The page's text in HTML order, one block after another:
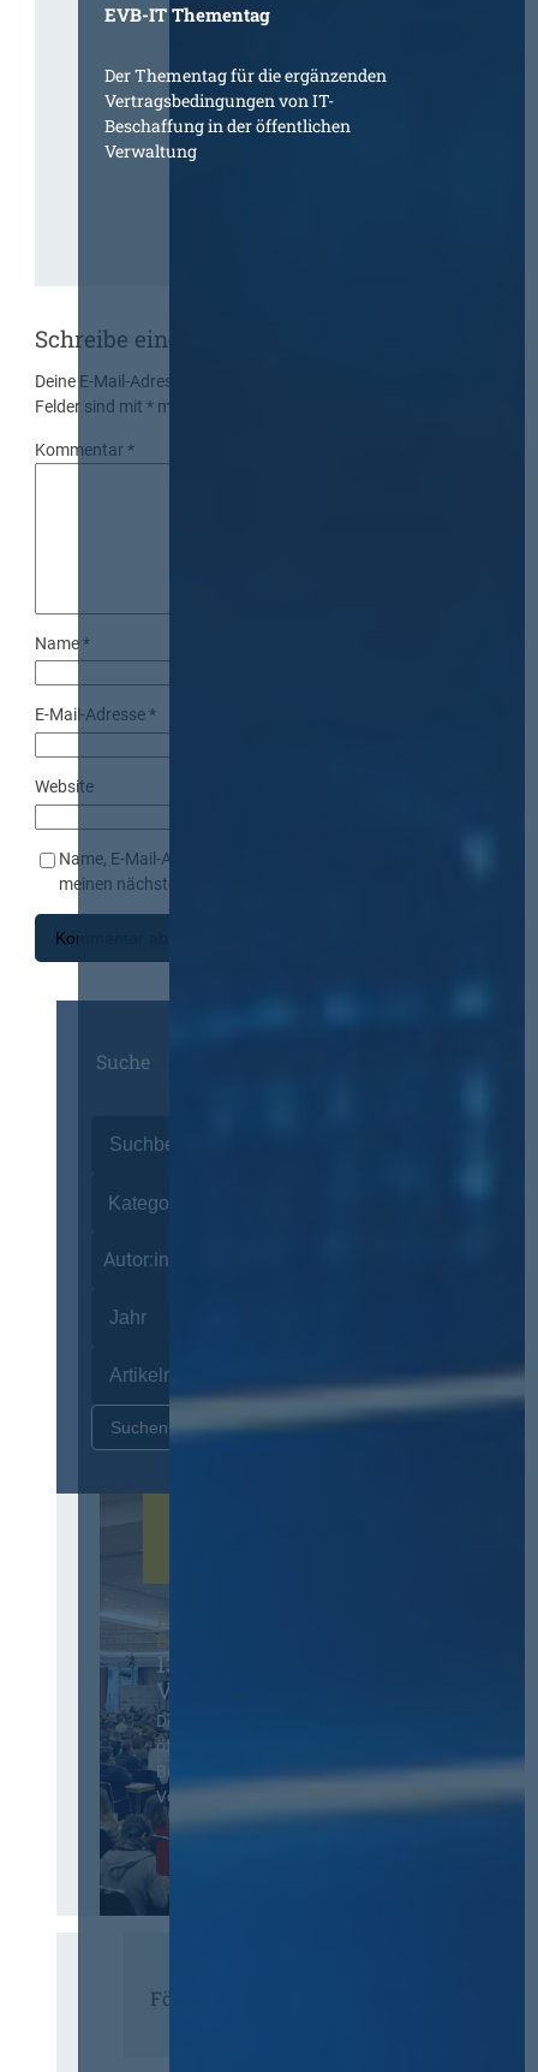
EVB-IT Thementag
Der Thementag für die ergänzenden
Vertragsbedingungen von IT-
Beschaffung in der öffentlichen
Verwaltung
Schreibe einen Kommentar
Deine E-Mail-Adresse wird nicht veröffentlicht.
Felder sind mit* markiert
Kommentar*
Name*
E-Mail-Adresse*
Website
Name, E-Mail-Adresse und Website in diesem Browser für
meinen nächsten Kommentar speichern.
Suche
Autor:innen
12. & 13. November 2026 in
Berlin
13. Deutscher
Vergabetag
Der Jahreskongress für
öffentliches
Beschaffungswesen und
Vergaberecht
Förderer